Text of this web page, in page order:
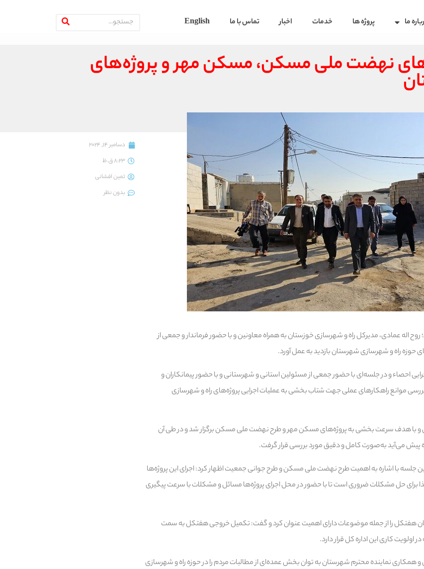
ما پروژه ها خدمات اخبار تماس با ما English
نهضت ملی مسکن، مسکن مهر و پروژه‌های
اله عمادی، مدیرکل راه و شهرسازی خوزستان به همراه معاونین و با حضور فرماندار و جمعی از
راه و شهرسازی شهرستان بازدید به عمل آورد.
احصاء و در جلسه‌ای با حضور جمعی از مسئولین استانی و شهرستانی و با حضور پیمانکاران و
موانع راهکارهای عملی جهت شتاب بخشی به عملیات اجرایی پروژه‌های راه و شهرسازی
و با هدف سرعت بخشی به پروژه‌های مسکن مهر و طرح نهضت ملی مسکن برگزار شد و در طی آن
پیش می‌آید به‌صورت کامل و دقیق مورد بررسی قرار گرفت.
جلسه با اشاره به اهمیت طرح نهضت ملی مسکن و طرح جوانی جمعیت اظهار کرد: اجرای این پروژه‌ها
برای حل مشکلات ضروری است تا با حضور در محل اجرای پروژه‌ها مسائل و مشکلات با سرعت پیگیری
هفتکل را از جمله موضوعات دارای اهمیت عنوان کرد و گفت: تکمیل خروجی هفتکل به سمت
اولویت کاری این اداره کل قرار دارد.
و همکاری نماینده محترم شهرستان به توان بخش عمده‌ای از مطالبات مردم را در حوزه راه و شهرسازی
دسامبر 14, 2024
8:23 ق.ظ
ثمین افشانی
بدون نظر